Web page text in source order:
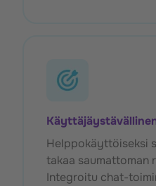
Helppokäyttöiseksi
takaa saumattoman
Integroitu chat-